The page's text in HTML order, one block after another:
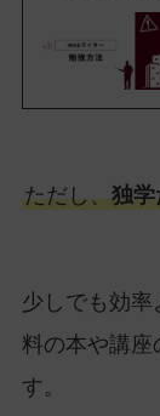
ただし、独学
少しでも効
料の本や講
す。